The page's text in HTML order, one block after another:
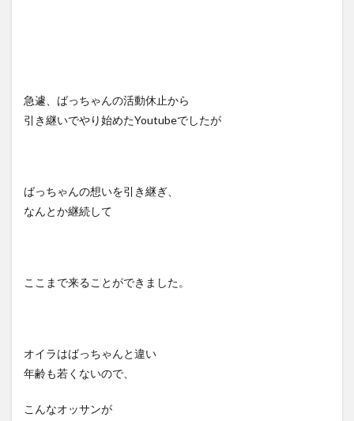
急遽、ばっちゃんの活動休止から
引き継いでやり始めたYoutubeでしたが
ばっちゃんの想いを引き継ぎ、
なんとか継続して
ここまで来ることができました。
オイラはばっちゃんと違い
年齢も若くないので、
こんなオッサンが